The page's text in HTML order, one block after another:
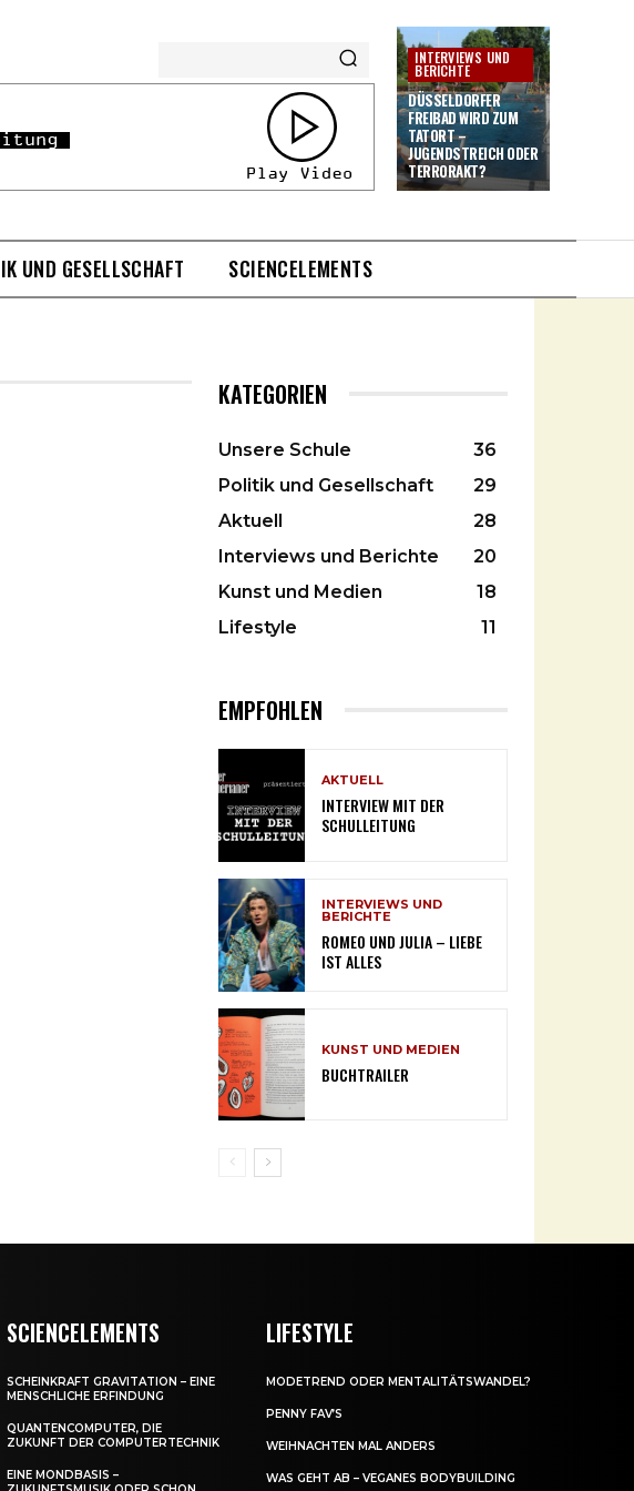
INTERVIEWS UND
BERICHTE
DÜSSELDORFER
FREIBAD WIRD ZUM
TATORT –
JUGENDSTREICH ODER
TERRORAKT?
UND GESELLSCHAFT SCIENCELEMENTS
KATEGORIEN
Unsere Schule
36
Politik und Gesellschaft
29
Aktuell
28
Interviews und Berichte
20
Kunst und Medien
18
Lifestyle
11
EMPFOHLEN
AKTUELL
INTERVIEW MIT DER
SCHULLEITUNG
INTERVIEWS UND
BERICHTE
ROMEO UND JULIA – LIEBE
IST ALLES
KUNST UND MEDIEN
BUCHTRAILER
SCIENCELEMENTS
SCHEINKRAFT GRAVITATION – EINE
MENSCHLICHE ERFINDUNG
QUANTENCOMPUTER, DIE
ZUKUNFT DER COMPUTERTECHNIK
EINE MONDBASIS –
LIFESTYLE
MODETREND ODER MENTALITÄTSWANDEL?
PENNY FAV’S
WEIHNACHTEN MAL ANDERS
WAS GEHT AB – VEGANES BODYBUILDING